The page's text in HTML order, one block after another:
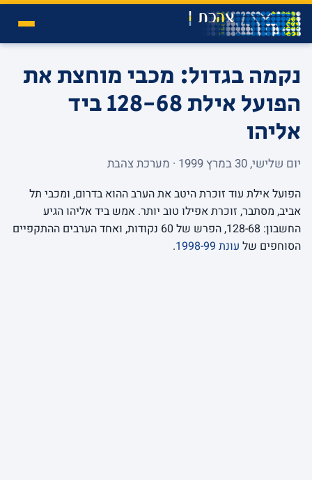
נקמה בגדול: מכבי מוחצת את
הפועל אילת 128-68 ביד
אליהו
יום שלישי, 30 במרץ 1999 · מערכת צהבת
הפועל אילת עוד זוכרת היטב את הערב ההוא בדרום, ומכבי תל
אביב, מסתבר, זוכרת אפילו טוב יותר. אמש ביד אליהו הגיע
החשבון: 128-68, הפרש של 60 נקודות, ואחד הערבים ההתקפיים
הסוחפים של עונת 1998-99 .